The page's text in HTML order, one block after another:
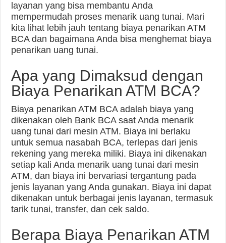
layanan yang bisa membantu Anda
mempermudah proses menarik uang tunai. Mari
kita lihat lebih jauh tentang biaya penarikan ATM
BCA dan bagaimana Anda bisa menghemat biaya
penarikan uang tunai.
Apa yang Dimaksud dengan
Biaya Penarikan ATM BCA?
Biaya penarikan ATM BCA adalah biaya yang
dikenakan oleh Bank BCA saat Anda menarik
uang tunai dari mesin ATM. Biaya ini berlaku
untuk semua nasabah BCA, terlepas dari jenis
rekening yang mereka miliki. Biaya ini dikenakan
setiap kali Anda menarik uang tunai dari mesin
ATM, dan biaya ini bervariasi tergantung pada
jenis layanan yang Anda gunakan. Biaya ini dapat
dikenakan untuk berbagai jenis layanan, termasuk
tarik tunai, transfer, dan cek saldo.
Berapa Biaya Penarikan ATM